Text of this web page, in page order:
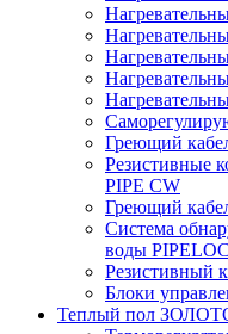
Греющий
Резистивные
PIPE CW
Греющий
Система
воды
Резистивный
Блоки
Теплый пол